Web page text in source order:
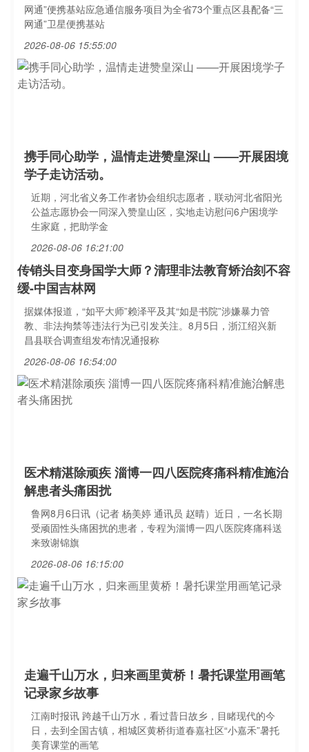
网通”便携基站应急通信服务项目为全省73个重点区县配备“三
网通”卫星便携基站
2026-08-06 15:55:00
携手同心助学，温情走进赞皇深山 ——开展困境
学子走访活动。
近期，河北省义务工作者协会组织志愿者，联动河北省阳光
公益志愿协会一同深入赞皇山区，实地走访慰问6户困境学
生家庭，把助学金
2026-08-06 16:21:00
传销头目变身国学大师？清理非法教育矫治刻不容
缓-中国吉林网
据媒体报道，“如平大师”赖泽平及其“如是书院”涉嫌暴力管
教、非法拘禁等违法行为已引发关注。8月5日，浙江绍兴新
昌县联合调查组发布情况通报称
2026-08-06 16:54:00
医术精湛除顽疾 淄博一四八医院疼痛科精准施治
解患者头痛困扰
鲁网8月6日讯（记者 杨美婷 通讯员 赵晴）近日，一名长期
受顽固性头痛困扰的患者，专程为淄博一四八医院疼痛科送
来致谢锦旗
2026-08-06 16:15:00
走遍千山万水，归来画里黄桥！暑托课堂用画笔
记录家乡故事
江南时报讯 跨越千山万水，看过昔日故乡，目睹现代的今
日，去到全国古镇，相城区黄桥街道春嘉社区“小嘉禾”暑托
美育课堂的画笔